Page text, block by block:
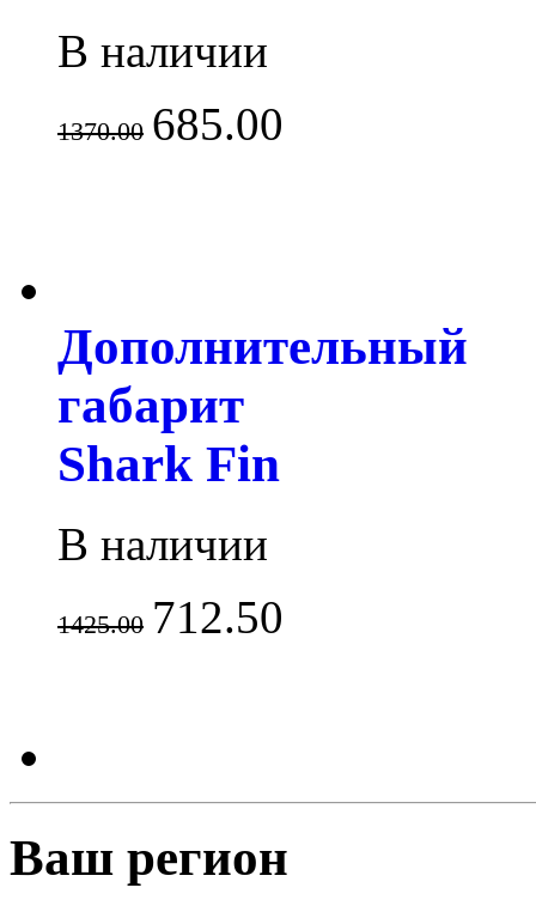
В наличии
1370.00 685.00
Дополнительный
габарит
Shark Fin
В наличии
1425.00 712.50
Ваш регион